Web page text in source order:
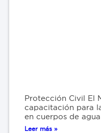
Protección Civil El
capacitación para
en cuerpos de agua
Leer más »